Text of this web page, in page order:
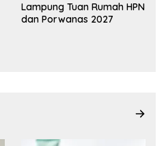
Lampung Tuan Rumah HPN
dan Porwanas 2027